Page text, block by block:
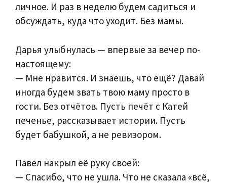
личное. И раз в неделю будем садиться и
обсуждать, куда что уходит. Без мамы.
Дарья улыбнулась — впервые за вечер по-
настоящему:
— Мне нравится. И знаешь, что ещё? Давай
иногда будем звать твою маму просто в
гости. Без отчётов. Пусть печёт с Катей
печенье, рассказывает истории. Пусть
будет бабушкой, а не ревизором.
Павел накрыл её руку своей:
— Спасибо, что не ушла. Что не сказала «всё,